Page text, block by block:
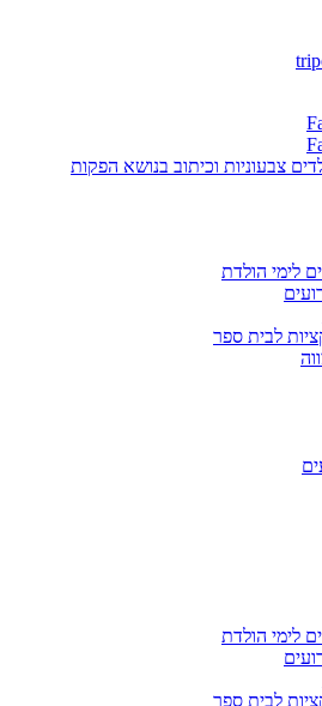
לימי הולדת
לבית ספר
לימי הולדת
לבית ספר